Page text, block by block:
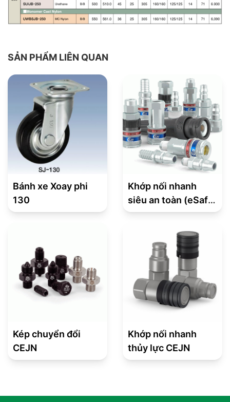
SẢN PHẨM LIÊN QUAN
Bánh xe Xoay phi
130
Khớp nối nhanh
siêu an toàn (eSafe
Coupling) – Series
châu Á
Kép chuyển đổi
CEJN
Khớp nối nhanh
thủy lực CEJN